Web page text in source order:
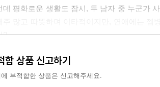
을 때부터 우리 둘이 같은 지붕 아래 살자고
데 평화로운 생활도 잠시, 두 남자 중 누군가
?
플의 사랑과 깊은 우정, 프랑스 판 러브 액츄
도 정반대, 사는 방법도 정반대, 아마 생긴
합 상품 신고하기
에 부적합한 상품은 신고해주세요.